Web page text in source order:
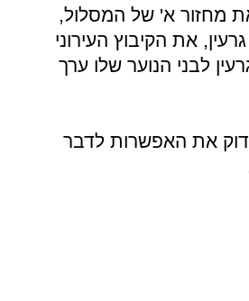
את מחזור א' של המסלול,
את הקיבוץ העירוני
לבני הנוער שלו ערך
את האפשרות לדבר